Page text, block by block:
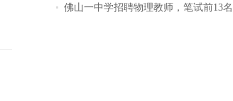
佛山一中学招聘物理教师，笔试前13名均遭淘汰？教育局：已叫停招聘，成立调查组全